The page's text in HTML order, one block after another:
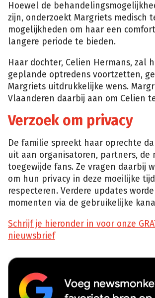
Hoewel de
zijn, onderzoekt Margriets medisch
mogelijkheden om haar een
langere periode te bieden.
Haar dochter, Celien Hermans, zal
geplande optredens voortzetten,
Margriets uitdrukkelijke wens.
Vlaanderen daarbij aan om Celien
Verzoek om privacy
De familie spreekt haar oprechte
uit aan organisatoren, partners, de
toegewijde fans. Ze vragen daarbij
om hun privacy in deze moeilijke
respecteren. Verdere updates
momenten via de gebruikelijke
Schrijf je hieronder in voor onze
nieuwsbrief